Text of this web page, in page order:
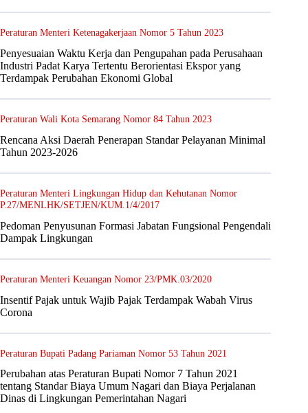
Peraturan Menteri Ketenagakerjaan Nomor 5 Tahun 2023
Penyesuaian Waktu Kerja dan Pengupahan pada Perusahaan
Industri Padat Karya Tertentu Berorientasi Ekspor yang
Terdampak Perubahan Ekonomi Global
Peraturan Wali Kota Semarang Nomor 84 Tahun 2023
Rencana Aksi Daerah Penerapan Standar Pelayanan Minimal
Tahun 2023-2026
Peraturan Menteri Lingkungan Hidup dan Kehutanan Nomor
P.27/MENLHK/SETJEN/KUM.1/4/2017
Pedoman Penyusunan Formasi Jabatan Fungsional Pengendali
Dampak Lingkungan
Peraturan Menteri Keuangan Nomor 23/PMK.03/2020
Insentif Pajak untuk Wajib Pajak Terdampak Wabah Virus
Corona
Peraturan Bupati Padang Pariaman Nomor 53 Tahun 2021
Perubahan atas Peraturan Bupati Nomor 7 Tahun 2021
tentang Standar Biaya Umum Nagari dan Biaya Perjalanan
Dinas di Lingkungan Pemerintahan Nagari